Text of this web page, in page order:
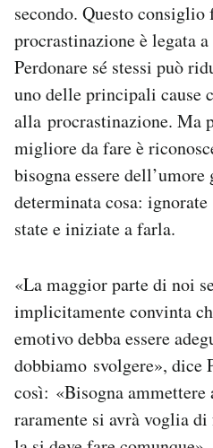
secondo. Questo
procrastinazione è legata
Perdonare sé stessi può
uno delle principali cause
alla procrastinazione. Ma
migliore da fare è
bisogna essere
determinata cosa:
state e iniziate a farla.
«La maggior parte di noi
implicitamente convinta
emotivo debba essere
dobbiamo svolgere», dice
così: «Bisogna ammettere
raramente si avrà voglia